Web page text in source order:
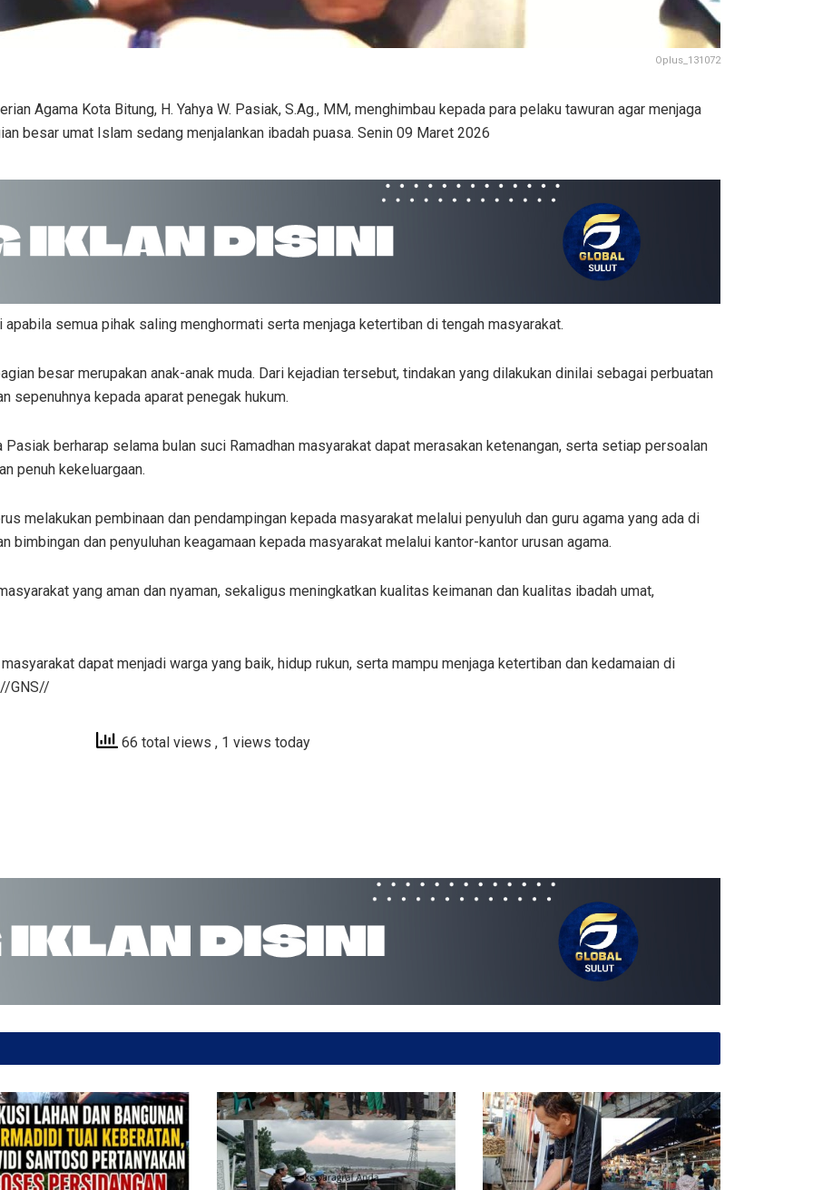
Oplus_131072
Agama Kota Bitung, H. Yahya W. Pasiak, S.Ag., MM, menghimbau kepada para pelaku tawuran agar menjaga
besar umat Islam sedang menjalankan ibadah puasa. Senin 09 Maret 2026
semua pihak saling menghormati serta menjaga ketertiban di tengah masyarakat.
besar merupakan anak-anak muda. Dari kejadian tersebut, tindakan yang dilakukan dinilai sebagai perbuatan
sepenuhnya kepada aparat penegak hukum.
Pasiak berharap selama bulan suci Ramadhan masyarakat dapat merasakan ketenangan, serta setiap persoalan
penuh kekeluargaan.
melakukan pembinaan dan pendampingan kepada masyarakat melalui penyuluh dan guru agama yang ada di
bimbingan dan penyuluhan keagamaan kepada masyarakat melalui kantor-kantor urusan agama.
yang aman dan nyaman, sekaligus meningkatkan kualitas keimanan dan kualitas ibadah umat,
dapat menjadi warga yang baik, hidup rukun, serta mampu menjaga ketertiban dan kedamaian di
GNS//
66 total views , 1 views today